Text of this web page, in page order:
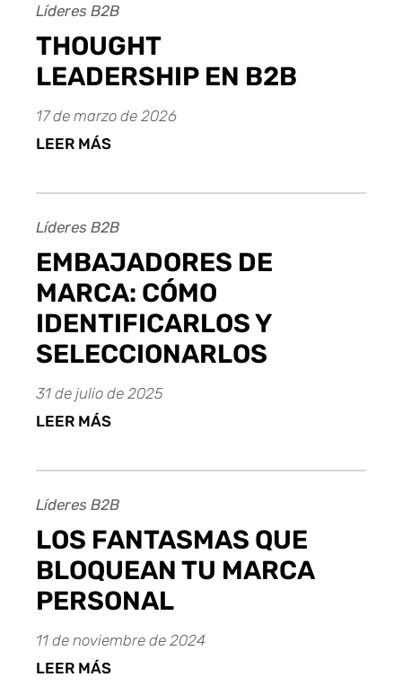
Líderes B2B
THOUGHT
LEADERSHIP EN B2B
17 de marzo de 2026
LEER MÁS
Líderes B2B
EMBAJADORES DE
MARCA: CÓMO
IDENTIFICARLOS Y
SELECCIONARLOS
31 de julio de 2025
LEER MÁS
Líderes B2B
LOS FANTASMAS QUE
BLOQUEAN TU MARCA
PERSONAL
11 de noviembre de 2024
LEER MÁS